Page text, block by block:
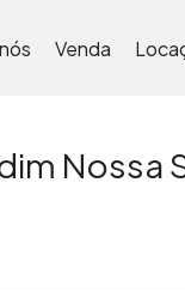
Venda
Nossa